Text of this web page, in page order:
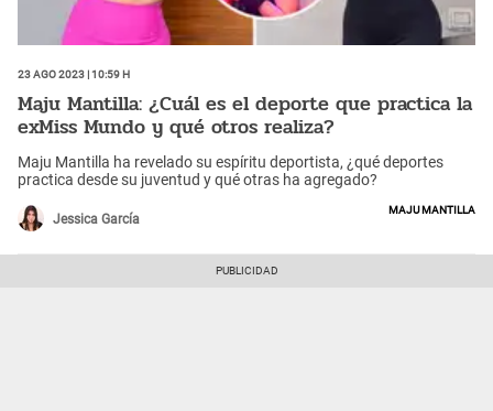
23 Ago 2023 | 10:59 h
Maju Mantilla: ¿Cuál es el deporte que practica la
exMiss Mundo y qué otros realiza?
Maju Mantilla ha revelado su espíritu deportista, ¿qué deportes
practica desde su juventud y qué otras ha agregado?
Jessica García
Maju Mantilla